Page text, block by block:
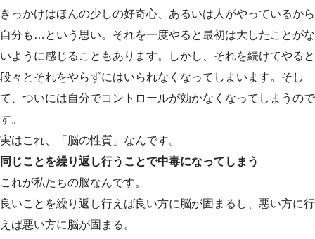
きっかけはほんの少しの好奇心、あるいは人がやっているから
自分も…という思い。それを一度やると最初は大したことがな
いように感じることもあります。しかし、それを続けてやると
段々とそれをやらずにはいられなくなってしまいます。そし
て、ついには自分でコントロールが効かなくなってしまうので
す。
実はこれ、「脳の性質」なんです。
同じことを繰り返し行うことで中毒になってしまう
これが私たちの脳なんです。
良いことを繰り返し行えば良い方に脳が固まるし、悪い方に行
えば悪い方に脳が固まる。